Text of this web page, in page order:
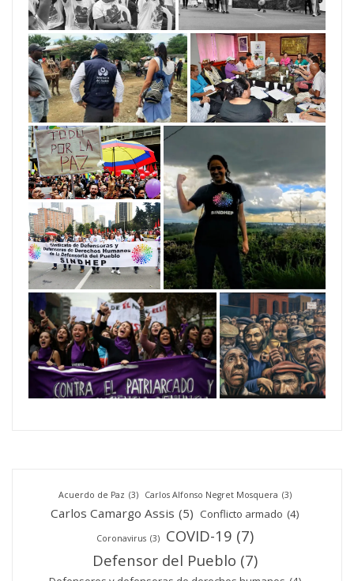
Acuerdo de Paz (3) Carlos Alfonso Negret Mosquera (3)
Carlos Camargo Assis (5) Conflicto armado (4)
Coronavirus (3) COVID-19 (7)
Defensor del Pueblo (7)